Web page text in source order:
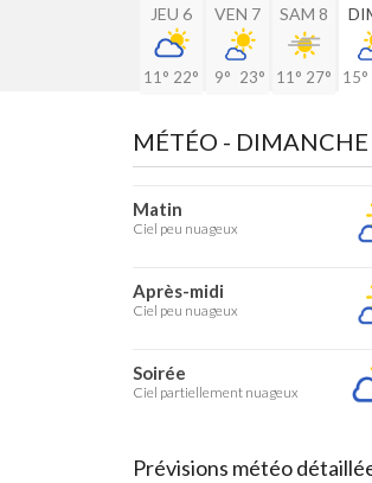
JEU 6
11° 22°
VEN 7
9° 23°
SAM 8
11° 27° 15°
MÉTÉO -
Matin
Ciel peu nuageux
Après-midi
Ciel peu nuageux
Soirée
Ciel partiellement nuageux
Prévisions météo